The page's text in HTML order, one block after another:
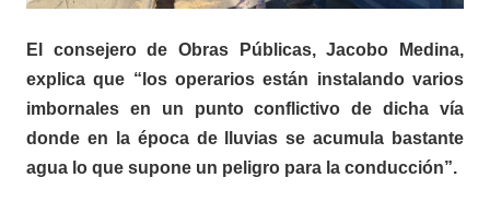
El consejero de Obras Públicas, Jacobo Medina,
explica que “los operarios están instalando varios
imbornales en un punto conflictivo de dicha vía
donde en la época de lluvias se acumula bastante
agua lo que supone un peligro para la conducción”.